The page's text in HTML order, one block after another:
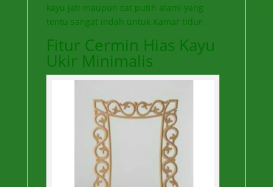
kayu jati maupun cat putih alami yang
tentu sangat indah untuk Kamar tidur.
Fitur Cermin Hias Kayu
Ukir Minimalis